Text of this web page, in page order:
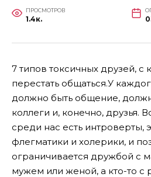
ПРОСМОТРОВ
1.4к.
7 типов токсичных друзей, с
перестать общаться.У
должно быть общение,
коллеги и, конечно, друзья.
среди нас есть интроверты,
флегматики и холерики, и
ограничивается дружбой с
мужем или женой, а кто-то с